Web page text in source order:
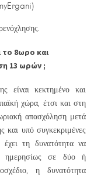
το 8ωρο και
13 ωρών ;
είναι κεκτημένο και
χώρα, έτσι και στη
απασχόληση μετά
και υπό συγκεκριμένες
έχει τη δυνατότητα να
ημερησίως σε δύο ή
η δυνατότητα